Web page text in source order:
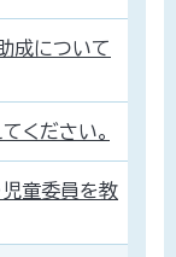
成について
ください。
児童委員を教